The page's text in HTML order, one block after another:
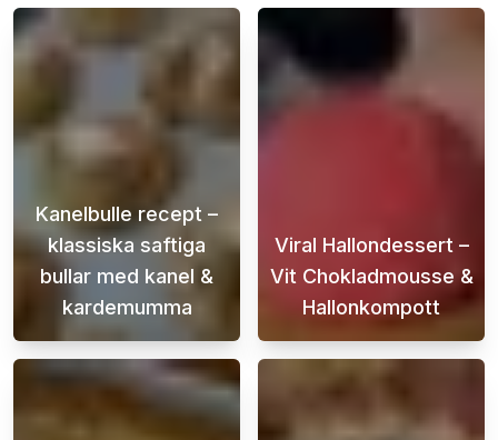
Kanelbulle recept –
klassiska saftiga
bullar med kanel &
kardemumma
Det här kanelbulle receptet är för dig
Viral Hallondessert –
Vit Chokladmousse &
Hallonkompott
Letar du